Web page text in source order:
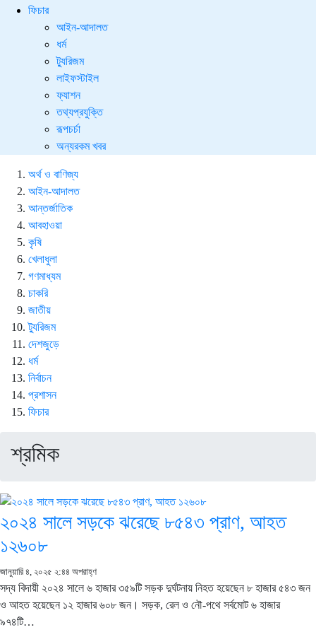
ফিচার
আইন-আদালত
ধর্ম
ট্যুরিজম
লাইফস্টাইল
ফ্যাশন
তথ্যপ্রযুক্তি
রূপচর্চা
অন্যরকম খবর
অর্থ ও বাণিজ্য
আইন-আদালত
আন্তর্জাতিক
আবহাওয়া
কৃষি
খেলাধুলা
গণমাধ্যম
চাকরি
জাতীয়
ট্যুরিজম
দেশজুড়ে
ধর্ম
নির্বাচন
প্রশাসন
ফিচার
শ্রমিক
২০২৪ সালে সড়কে ঝরেছে ৮৫৪৩ প্রাণ, আহত
১২৬০৮
জানুয়ারি ৪, ২০২৫ ২:৪৪ অপরাহ্ণ
সদ্য বিদায়ী ২০২৪ সালে ৬ হাজার ৩৫৯টি সড়ক দুর্ঘটনায় নিহত হয়েছেন ৮ হাজার ৫৪৩ জন
ও আহত হয়েছেন ১২ হাজার ৬০৮ জন। সড়ক, রেল ও নৌ-পথে সর্বমোট ৬ হাজার
৯৭৪টি…